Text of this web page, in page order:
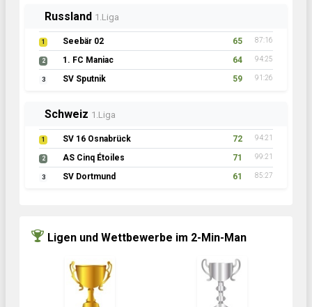
Russland 1.Liga
1 Seebär 02 65 87:16
2 1. FC Maniac 64 94:25
3 SV Sputnik 59 91:26
Schweiz 1.Liga
1 SV 16 Osnabrück 72 94:21
2 AS Cinq Étoiles 71 99:21
3 SV Dortmund 61 85:27
Ligen und Wettbewerbe im 2-Min-Man